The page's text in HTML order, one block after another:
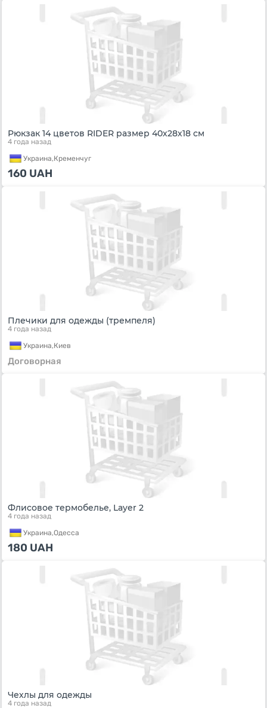
Рюкзак 14 цветов RIDER размер 40х28х18 см
4 года назад
Украина,Кременчуг
160 UAH
Плечики для одежды (тремпеля)
4 года назад
Украина,Киев
Договорная
Флисовое термобелье, Layer 2
4 года назад
Украина,Одесса
180 UAH
Чехлы для одежды
4 года назад